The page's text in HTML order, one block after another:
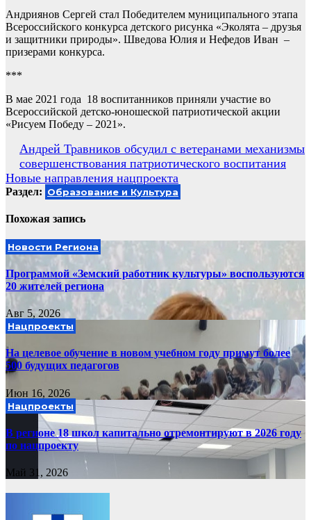
Андриянов Сергей стал Победителем муниципального этапа
Всероссийского конкурса детского рисунка «Эколята – друзья
и защитники природы». Шведова Юлия и Нефедов Иван –
призерами конкурса.
***
В мае 2021 года 18 воспитанников приняли участие во
Всероссийской детско-юношеской патриотической акции
«Рисуем Победу – 2021».
Навигация
по
записям
Андрей Травников обсудил с ветеранами механизмы
совершенствования патриотического воспитания
Новые направления нацпроекта
Раздел: Образование и Культура
Похожая запись
Новости Региона
Программой «Земский работник культуры» воспользуются
20 жителей региона
Авг 5, 2026
Нацпроекты
На целевое обучение в новом учебном году примут более
500 будущих педагогов
Июн 16, 2026
Нацпроекты
В регионе 18 школ капитально отремонтируют в 2026 году
по нацпроекту
Май 31, 2026